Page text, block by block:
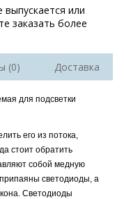
или
заказать более
(0) Доставка
для подсветки
его из потока,
стоит обратить
собой медную
светодиоды, а
Светодиоды